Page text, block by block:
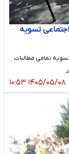
تسویه
تسویه تمامی مطالبات
۱۴۰۵/۰۵/۰۸ ۱۰:۵۳